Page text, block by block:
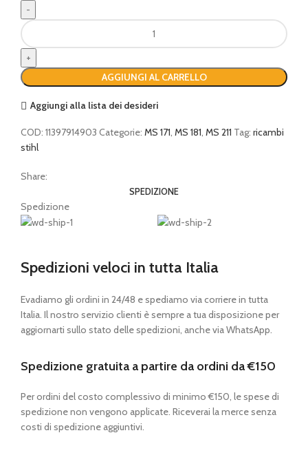
manico
telaio
impugnatura
quantità
AGGIUNGI AL CARRELLO
Aggiungi alla lista dei desideri
COD: 11397914903 Categorie: MS 171 MS 181 MS 211 Tag: ricambi
stihl
Share:
SPEDIZIONE
Spedizione
Spedizioni veloci in tutta Italia
Evadiamo gli ordini in 24/48 e spediamo via corriere in tutta
Italia. Il nostro servizio clienti è sempre a tua disposizione per
aggiornarti sullo stato delle spedizioni, anche via WhatsApp.
Spedizione gratuita a partire da ordini da €150
Per ordini del costo complessivo di minimo €150, le spese di
spedizione non vengono applicate. Riceverai la merce senza
costi di spedizione aggiuntivi.